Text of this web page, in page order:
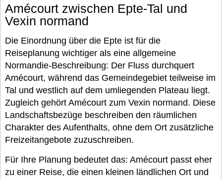
Amécourt zwischen Epte-Tal und
Vexin normand
Die Einordnung über die Epte ist für die
Reiseplanung wichtiger als eine allgemeine
Normandie-Beschreibung: Der Fluss durchquert
Amécourt, während das Gemeindegebiet teilweise im
Tal und westlich auf dem umliegenden Plateau liegt.
Zugleich gehört Amécourt zum Vexin normand. Diese
Landschaftsbezüge beschreiben den räumlichen
Charakter des Aufenthalts, ohne dem Ort zusätzliche
Freizeitangebote zuzuschreiben.
Für Ihre Planung bedeutet das: Amécourt passt eher
zu einer Reise, die einen kleinen ländlichen Ort und